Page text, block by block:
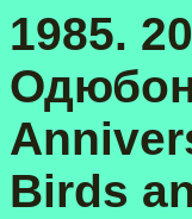
1985.
Birds